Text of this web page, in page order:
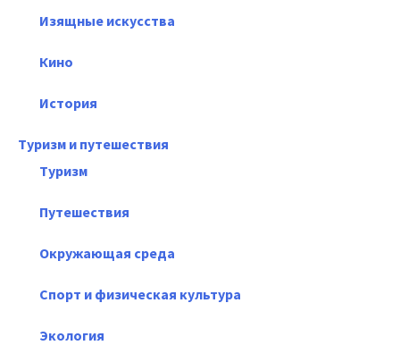
Изящные искусства
Кино
История
Туризм и путешествия
Туризм
Путешествия
Окружающая среда
Спорт и физическая культура
Экология